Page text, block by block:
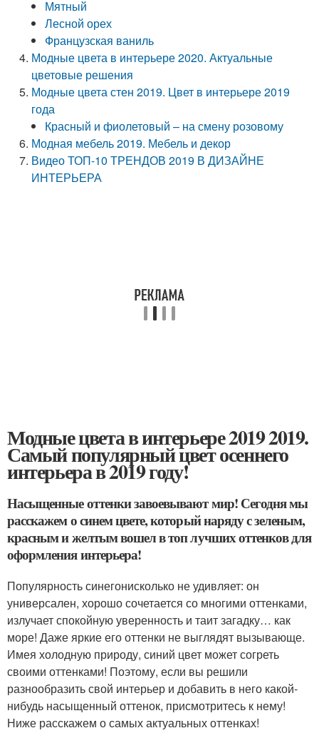
Мятный
Лесной орех
Французская ваниль
Модные цвета в интерьере 2020. Актуальные
цветовые решения
Модные цвета стен 2019. Цвет в интерьере 2019
года
Красный и фиолетовый – на смену розовому
Модная мебель 2019. Мебель и декор
Видео ТОП-10 ТРЕНДОВ 2019 В ДИЗАЙНЕ
ИНТЕРЬЕРА
Модные цвета в интерьере 2019 2019.
Самый популярный цвет осеннего
интерьера в 2019 году!
Насыщенные оттенки завоевывают мир! Сегодня мы
расскажем о синем цвете, который наряду с зеленым,
красным и желтым вошел в топ лучших оттенков для
оформления интерьера!
Популярность синегонисколько не удивляет: он
универсален, хорошо сочетается со многими оттенками,
излучает спокойную уверенность и таит загадку… как
море! Даже яркие его оттенки не выглядят вызывающе.
Имея холодную природу, синий цвет может согреть
своими оттенками! Поэтому, если вы решили
разнообразить свой интерьер и добавить в него какой-
нибудь насыщенный оттенок, присмотритесь к нему!
Ниже расскажем о самых актуальных оттенках!